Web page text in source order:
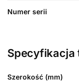
Numer serii
Specyfikacja
Szerokość (mm)